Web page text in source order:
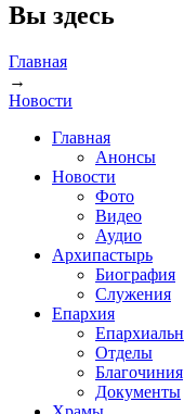
Вы здесь
Главная
→
Новости
Главная
Анонсы
Новости
Фото
Видео
Аудио
Архипастырь
Биография
Служения
Епархия
Отделы
Благочиния
Документы